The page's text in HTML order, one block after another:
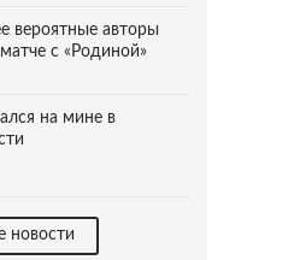
вероятные авторы
с «Родиной»
на мине в
новости